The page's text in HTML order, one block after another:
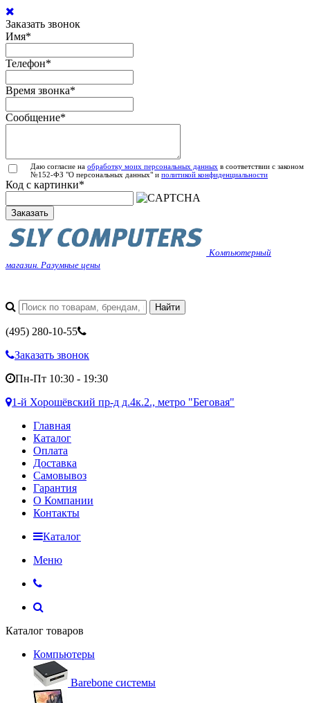
Заказать звонок
Имя*
Телефон*
Время звонка*
Сообщение*
Даю согласие на обработку моих персональных данных в соответствии с законом
№152-ФЗ "О персональных данных" и политикой конфиденциальности
Код с картинки*
Заказать
Компьютерный
магазин. Разумные цены
(495) 280-10-55
Заказать звонок
Пн-Пт 10:30 - 19:30
1-й Хорошёвский пр-д д.4к.2., метро "Беговая"
Главная
Каталог
Оплата
Доставка
Самовывоз
Гарантия
О Компании
Контакты
Каталог
Меню
Каталог товаров
Компьютеры
Barebone системы